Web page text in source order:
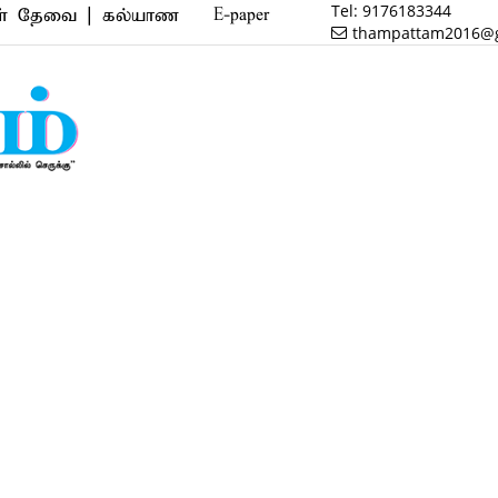
| கல்யாண வரன் | மருத்துவம் | வணிகம் | பைனான்ஸ் |
E-paper Tel: 9176183344